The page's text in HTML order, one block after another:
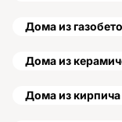
Дома из
Дома из
Дома из кирпича